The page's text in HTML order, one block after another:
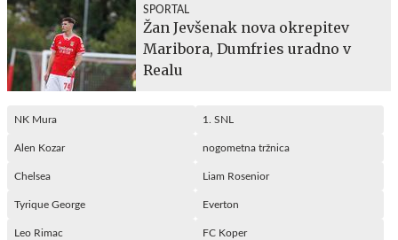
SPORTAL
Žan Jevšenak nova okrepitev
Maribora, Dumfries uradno v
Realu
NK Mura 1. SNL
Alen Kozar nogometna tržnica
Chelsea Liam Rosenior
Tyrique George Everton
Leo Rimac FC Koper